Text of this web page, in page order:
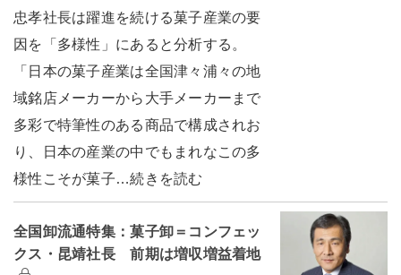
忠孝社長は躍進を続ける菓子産業の要
因を「多様性」にあると分析する。
「日本の菓子産業は全国津々浦々の地
域銘店メーカーから大手メーカーまで
多彩で特筆性のある商品で構成されお
り、日本の産業の中でもまれなこの多
様性こそが菓子…続きを読む
全国卸流通特集：菓子卸＝コンフェッ
クス・昆靖社長 前期は増収増益着地